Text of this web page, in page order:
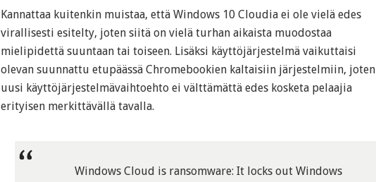
Kannattaa kuitenkin muistaa, että Windows 10 Cloudia ei ole vielä edes
virallisesti esitelty, joten siitä on vielä turhan aikaista muodostaa
mielipidettä suuntaan tai toiseen. Lisäksi käyttöjärjestelmä vaikuttaisi
olevan suunnattu etupäässä Chromebookien kaltaisiin järjestelmiin, joten
uusi käyttöjärjestelmävaihtoehto ei välttämättä edes kosketa pelaajia
erityisen merkittävällä tavalla.
Windows Cloud is ransomware: It locks out Windows